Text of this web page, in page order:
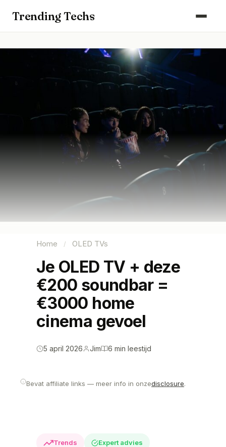
Trending Techs
Keuken & Huishouden
Kantoor & Werkplek
Maak kennis met ons team
Home / OLED TVs
Je OLED TV + deze
€200 soundbar =
€3000 home
cinema gevoel
5 april 2026 Jim 6 min leestijd
Bevat affiliate links — meer info in onzedisclosure.
Trends Expert advies